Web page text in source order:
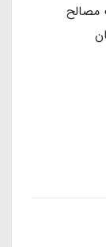
مصالح